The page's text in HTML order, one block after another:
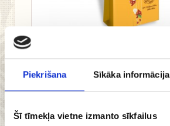
Piekrišana Sīkāka informācija
Šī tīmekļa vietne izmanto sīkfailus
3.32 €
Pievienot